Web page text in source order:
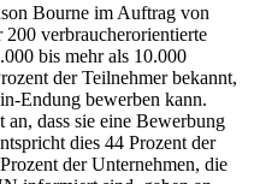
Bourne im Auftrag von
verbraucherorientierte
bis mehr als 10.000
der Teilnehmer bekannt,
Endung bewerben kann.
dass sie eine Bewerbung
dies 44 Prozent der
der Unternehmen, die